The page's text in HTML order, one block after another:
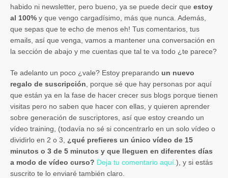
habido ni newsletter, pero bueno, ya se puede decir que estoy
al 100% y que vengo cargadísimo, más que nunca. Además,
que sepas que te echo de menos eh! Tus comentarios, tus
emails, así que venga, vamos a mantener una conversación en
la sección de abajo y me cuentas que tal te va todo ¿te parece?
Te adelanto un poco ¿vale? Estoy preparando un nuevo
regalo de suscripción , porque sé que hay personas por aquí
que están ya en la fase de hacer crecer sus blogs porque tienen
visitas pero no saben que hacer con ellas, y quieren aprender
sobre generación de suscriptores, así que estoy creando un
vídeo training, (todavía no sé si concentrarlo en un solo vídeo o
dividirlo en 2 o 3, ¿qué prefieres un único vídeo de 15
minutos o 3 de 5 minutos y que lleguen en diferentes días
a modo de vídeo curso? Deja tu comentario aquí. ), y si estás
suscrito te lo enviaré también claro.